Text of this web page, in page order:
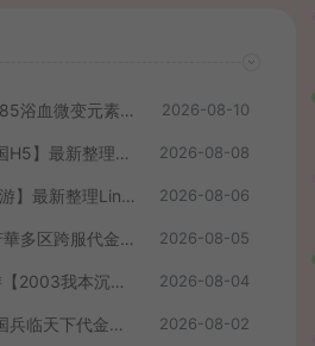
战神引擎传奇手游【1.85浴血微变元素三大陆-白猪3】最新整理Win系复古服务端+安卓苹果双端+GM授权后台+详细搭建教程 2026-08-10
三网H5游戏【萌斗三国H5】最新整理WIN系服务端+GM后台+详细搭建教程 2026-08-08
MT3换皮MH【天穹西游】最新整理Linux手工服务端+安卓苹果双端+GM后台+详细搭建教程+全套源码+视频教程 2026-08-06
宫斗养成手游【盛世芳華多区跨服代金券本地优化版】最新整理单机一键即玩端+Linux手工服务端+CDK授权后台+安卓+详细搭建教程 2026-08-05
RED三端引擎传奇手游【2003我本沉默】最新整理Win系服务端+安卓苹果PC三端+详细搭建教程 2026-08-04
三网H5策略手游【三国兵临天下代金券内购七合修复版】最新整理单机一键即玩镜像端+Linux手工服务端+管理后台+GM授权后台+简易安卓客户端+详细搭建教程+视频教程 2026-08-02